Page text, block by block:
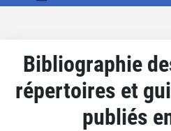
Bibliographie
répertoires et
publiés